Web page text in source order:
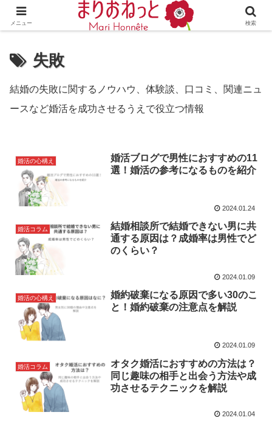
婚活や出会いの体験談・評判・秘訣がわかる情報サイト
失敗
結婚の失敗に関するノウハウ、体験談、口コミ、関連ニュ
ースなど婚活を成功させるうえで役立つ情報
婚活の心構え
婚活ブログで男性におすすめの11
選！婚活の参考になるものを紹介
2024.01.24
婚活コラム
結婚相談所で結婚できない男に共
通する原因は？成婚率は男性でど
のくらい？
2024.01.09
婚活の心構え
婚約破棄になる原因で多い30のこ
と！婚約破棄の注意点を解説
2024.01.09
婚活コラム
オタク婚活におすすめの方法は？
同じ趣味の相手と出会う方法や成
功させるテクニックを解説
2024.01.04
メニュー 検索